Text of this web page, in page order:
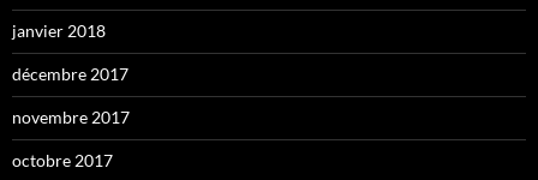
janvier 2018
décembre 2017
novembre 2017
octobre 2017